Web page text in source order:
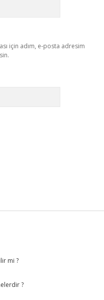
için adım, e-posta adresim
mi ?
?